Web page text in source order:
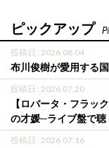
ピックアップ
投稿日 : 2026.08.04
布川俊樹が愛用する
投稿日 : 2026.07.20
【ロバータ・フラッ
の才媛─ライブ盤で
投稿日 : 2026.07.16